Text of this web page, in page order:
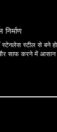
स्टेनलेस स्टील से बने
और साफ करने में आसान